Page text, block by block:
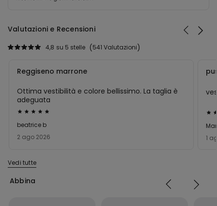
Valutazioni e Recensioni
541 Valutazioni
4,8 su 5 stelle
Valutato
5
su
2 ago 2026
beatrice b
Reggiseno marrone
Ottima vestibilità e colore bellissimo. La taglia è
adeguata
5
su
1
Vedi tutte
Abbina